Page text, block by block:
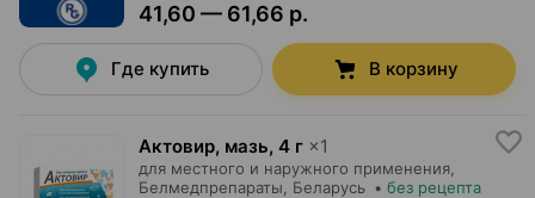
41,60 — 61,66 р.
Где купить В корзину
Актовир, мазь, 4 г ×1
для местного и наружного применения,
Белмедпрепараты , Беларусь • без рецепта